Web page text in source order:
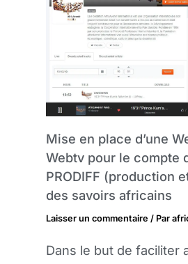
Mise en place d’une
Webtv pour le compte
PRODIFF (production
des savoirs africains
Laisser un commentaire / Par
Dans le but de faciliter